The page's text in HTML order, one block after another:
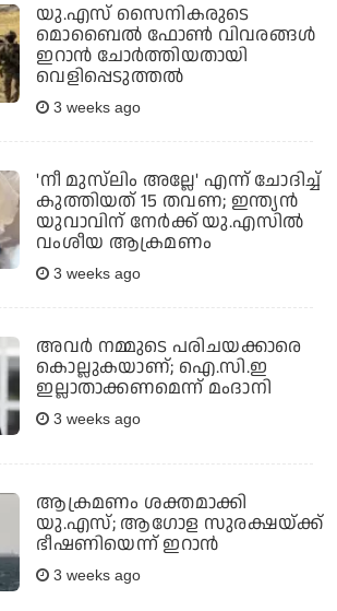
യു.എസ് സൈനികരുടെ
മൊബൈല്‍ ഫോണ്‍ വിവരങ്ങള്‍
ഇറാന്‍ ചോര്‍ത്തിയതായി
വെളിപ്പെടുത്തല്‍
3 weeks ago
'നീ മുസ്‌ലിം അല്ലേ' എന്ന് ചോദിച്ച്
കുത്തിയത് 15 തവണ; ഇന്ത്യന്‍
യുവാവിന് നേര്‍ക്ക് യു.എസില്‍
വംശീയ ആക്രമണം
3 weeks ago
അവര്‍ നമ്മുടെ പരിചയക്കാരെ
കൊല്ലുകയാണ്; ഐ.സി.ഇ
ഇല്ലാതാക്കണമെന്ന് മംദാനി
3 weeks ago
ആക്രമണം ശക്തമാക്കി
യു.എസ്; ആഗോള സുരക്ഷയ്ക്ക്
ഭീഷണിയെന്ന് ഇറാന്‍
3 weeks ago